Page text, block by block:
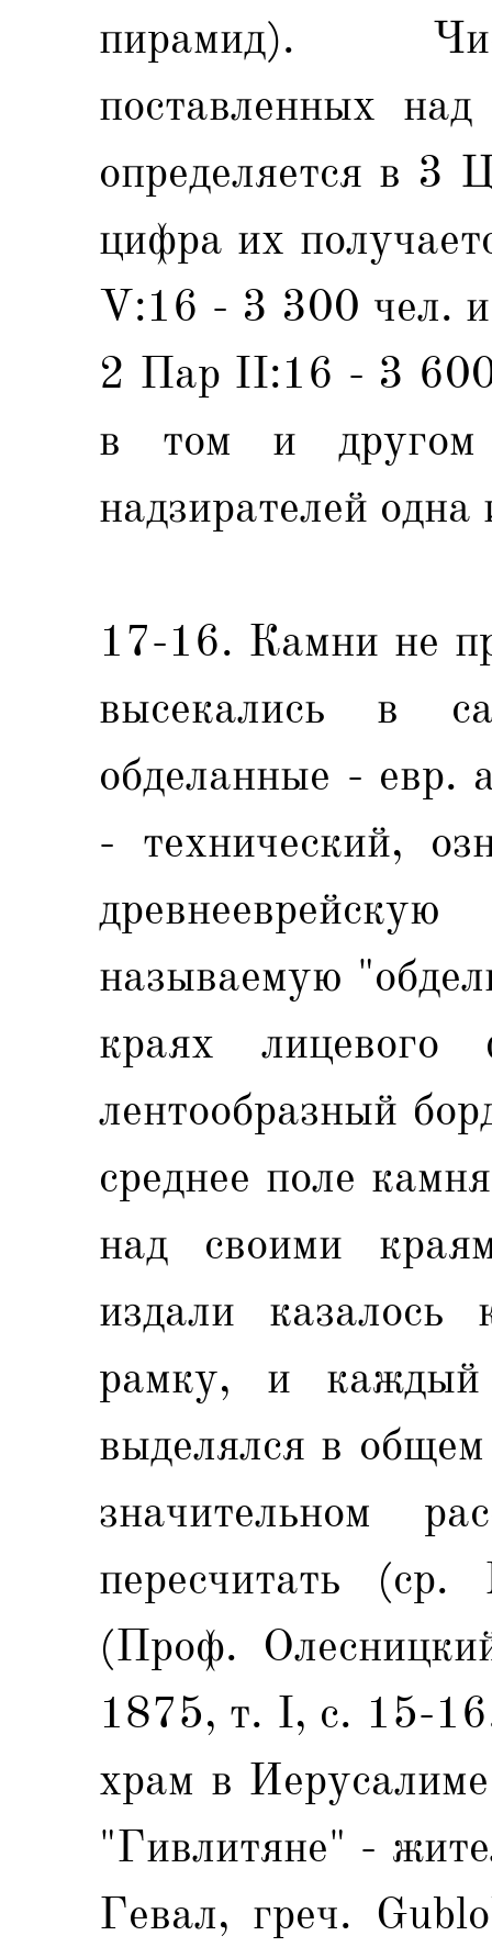
пирамид).
поставленных
определяется в
цифра их
V:16 - 3 300 чел.
2 Пар II:16 - 3
в том и другом
надзирателей
17-16. Камни не
высекались в
обделанные - евр.
- технический,
называемую
краях лицевого
лентообразный
среднее поле
над своими
издали
рамку, и каждый
выделялся в
значительном
пересчитать
(Проф.
1875, т. I, с. 15-
храм в
"Гивлитяне" -
Гевал, греч.